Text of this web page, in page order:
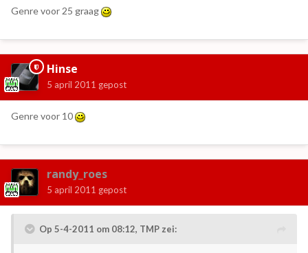
Genre voor 25 graag
Hinse
5 april 2011 gepost
Genre voor 10
randy_roes
5 april 2011 gepost
Op 5-4-2011 om 08:12, TMP zei: